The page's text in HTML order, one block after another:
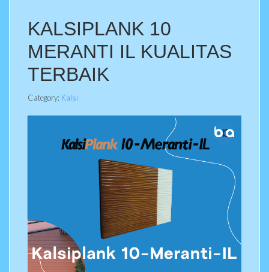
KALSIPLANK 10
MERANTI IL KUALITAS
TERBAIK
Category: Kalsi